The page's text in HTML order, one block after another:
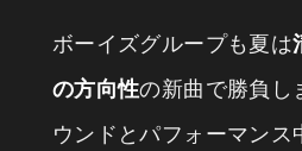
ボーイズグループも夏は
の方向性の新曲で勝負し
ウンドとパフォーマンス